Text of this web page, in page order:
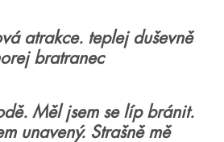
atrakce. teplej duševně
bratranec
Měl jsem se líp bránit.
unavený. Strašně mě